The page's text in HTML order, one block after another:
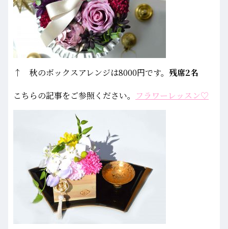
↑ 秋のボックスアレンジは8000円です。 残席2名
こちらの記事をご参照ください。
フラワーレッスン♡